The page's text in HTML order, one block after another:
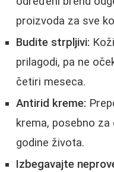
proizvoda za sve
Budite strpljivi:
prilagodi, pa ne
četiri meseca.
Antirid kreme:
krema, posebno
godine života.
Izbegavajte